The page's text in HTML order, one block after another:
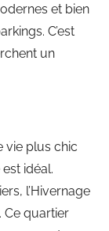
et bien
C’est
un
vie plus chic
idéal.
l’Hivernage
Ce quartier